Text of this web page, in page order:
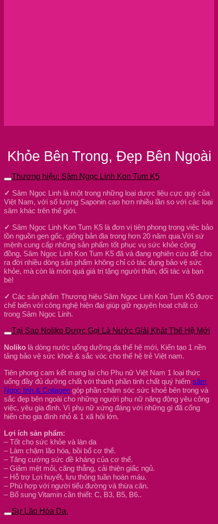
Khỏe Bên Trong, Đẹp Bên Ngoài
Thương hiệu: Sâm Ngọc Linh Kon Tum K5
✓ Sâm Ngọc Linh là một trong những loại dược liệu cực quý của
Việt Nam, với số lượng Saponin cao hơn nhiều lần so với các loại
sâm khác trên thế giới.
✓ Sâm Ngọc Linh Kon Tum K5 là đơn vị tiên phong trong việc bảo
tồn nguồn gen gốc, giống bản địa trong hơn 20 năm qua.Với sứ
mệnh cung cấp những sản phẩm tốt phục vụ sức khỏe cộng
đồng, Sâm Ngọc Linh Kon Tum K5 đã và đang nghiên cứu để cho
ra đời nhiều dòng sản phẩm không chỉ có tác dụng bảo vệ sức
khỏe, mà còn là món quá giá trị tặng người thân, đối tác và bạn
bè!
✓ Các sản phẩm Thương hiệu Sâm Ngọc Linh Kon Tum K5 được
chế biến với công nghệ hiện đại giúp giữ nguyên hoạt chất có
trong Sâm Ngọc Linh.
Tại Sao Noliko Được Gọi Là Nước Giải Khát Thế Hệ Mới
Noliko là dòng nước uống dưỡng da thế hệ mới, Kiến tạo 1 nền
tảng bảo vệ sức khoẻ & sắc vóc cho thế hệ trẻ Việt nam.
Tiên phong cam kết mang lại cho Phụ nữ Việt Nam 1 loại thức
uống đầy đủ dưỡng chất với thành phần tinh chất quý hiếm sâm
Ngọc linh & Collagen góp phần chăm sóc sức khoẻ bên trong và
sắc đẹp bên ngoài cho những người phụ nữ năng động yêu công
việc, yêu gia đình. Vì phụ nữ xứng đáng với những gì đã cống
hiến cho gia đình nhỏ & 1 xã hội lớn.
Lợi ích sản phẩm:
– Tốt cho sức khỏe và làn da
– Làm chậm lão hóa, bồi bổ cơ thể.
– Tăng cường sức đề kháng của cơ thể.
– Giảm mệt mỏi, căng thẳng, cải thiện giấc ngủ.
– Hỗ trợ Lợi huyết, lưu thông tuần hoàn máu.
– Phù hợp với người tiểu đường và thừa cân.
– Bổ sung Vitamin cần thiết: C, B3, B5, B6..
Sự Lão Hóa Da.